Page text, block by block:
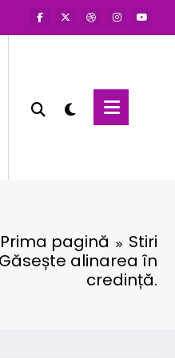
Prima pagină
Stiri
alinarea în
credință.